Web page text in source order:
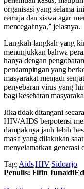
organisasi yang selama
remaja dan siswa agar
mencegahnya,” jelasnya.
Langkah-langkah yang
menunjukkan bahwa
hanya dengan
pendampingan yang
masyarakat menjadi
penyebaran virus yang
bagi kesehatan
Jika tidak ditangani
HIV/AIDS berpotensi
dampaknya jauh lebih
masif yang dilakukan
menyelamatkan generasi
Tag: Aids HIV Sidoarjo
Penulis: Fifin Junaidi